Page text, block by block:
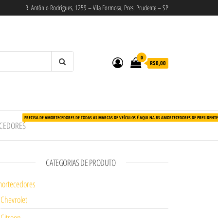
R. Antônio Rodrigues, 1259 – Vila Formosa, Pres. Prudente – SP
0
R$0,00
PRECISA DE AMORTECEDORES DE TODAS AS MARCAS DE VEÍCULOS É AQUI NA RS AMORTECEDORES DE
CATEGORIAS DE PRODUTO
Chevrolet